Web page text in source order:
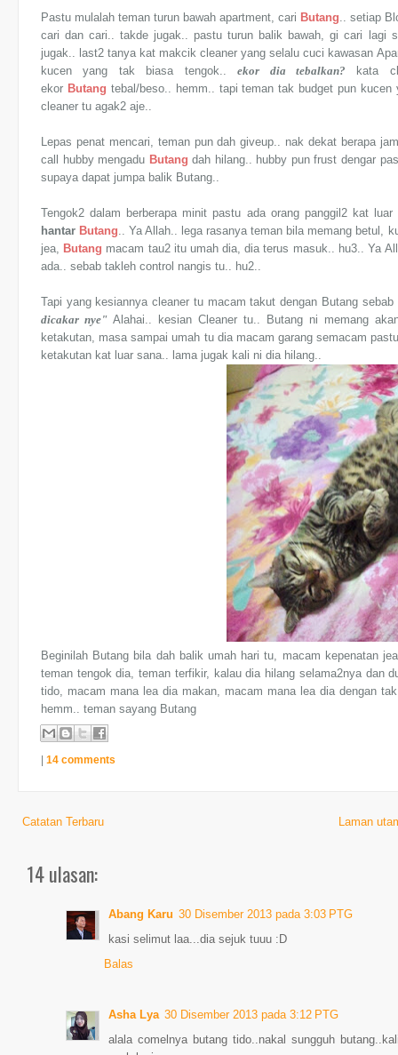
Pastu mulalah teman turun bawah apartment, cari Butang.. setiap
cari dan cari.. takde jugak.. pastu turun balik bawah, gi cari lagi
jugak.. last2 tanya kat makcik cleaner yang selalu cuci kawasan
kucen yang tak biasa tengok..ekor dia tebalkan? kata
ekor Butang tebal/beso.. hemm.. tapi teman tak budget pun
cleaner tu agak2 aje..
Lepas penat mencari, teman pun dah giveup.. nak dekat berapa
call hubby mengadu Butang dah hilang.. hubby pun frust dengar
supaya dapat jumpa balik Butang..
Tengok2 dalam berberapa minit pastu ada orang panggil2 kat
hantar Butang.. Ya Allah.. lega rasanya teman bila memang betul,
jea, Butang macam tau2 itu umah dia, dia terus masuk.. hu3.. Ya
ada.. sebab takleh control nangis tu.. hu2..
Tapi yang kesiannya cleaner tu macam takut dengan Butang
dicakar nye" Alahai.. kesian Cleaner tu.. Butang ni memang
ketakutan, masa sampai umah tu dia macam garang semacam
ketakutan kat luar sana.. lama jugak kali ni dia hilang..
Beginilah Butang bila dah balik umah hari tu, macam kepenatan
teman tengok dia, teman terfikir, kalau dia hilang selama2nya dan
tido, macam mana lea dia makan, macam mana lea dia dengan
hemm.. teman sayang Butang
| 14 comments
Catatan Terbaru Laman
14 ulasan:
Abang Karu 30 Disember 2013 pada 3:03 PTG
kasi selimut laa...dia sejuk tuuu :D
Balas
Asha Lya 30 Disember 2013 pada 3:12 PTG
alala comelnya butang tido..nakal sungguh